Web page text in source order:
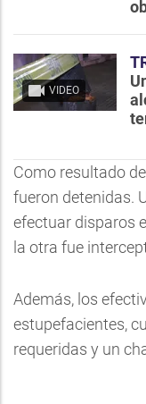
VIDEO
Como resultado
fueron detenidas.
efectuar disparos
la otra fue
Además, los
estupefacientes,
requeridas y un